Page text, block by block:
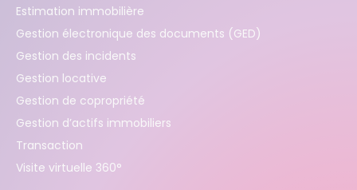
Estimation immobilière
Gestion électronique des documents (GED)
Gestion des incidents
Gestion locative
Gestion de copropriété
Gestion d’actifs immobiliers
Transaction
Visite virtuelle 360°